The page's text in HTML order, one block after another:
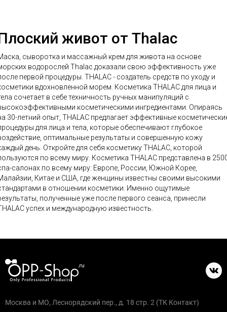
живот от Thalac
сыворотка и массажный крем для живота на основе
водорослей Thalac доказали свою эффективность уже
первой процедуры. THALAC - создатель средств по уходу и
вдохновленной морем. Косметика THALAC для лица и
сочетает в себе техничность ручных манипуляций с
косметическими ингредиентами. Опираясь
30-летний опыт, THALAC предлагает эффективные
для лица и тела, которые обеспечивают глубокое
оптимальные результаты и совершенную кожу
день. Откройте для себя косметику THALAC, которой
по всему миру. Косметика THALAC представлена в 2500
салонах по всему миру: Европе, России, Южной Корее,
Китае и США, где женщины известны своими высокими
в отношении косметики. Именно ощутимые
полученные уже после первого сеанса, принесли
успех и международную известность.
Москва и МО, Леснорядский пер., д. 18 стр. 2 (ТК Контакт)